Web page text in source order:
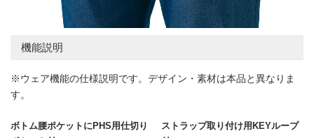
機能説明
※ウェア機能の仕様説明です。デザイン・素材は本品と異なりま
す。
ボトム腰ポケットにPHS用仕切り
ストラップ取り付け用KEYループ